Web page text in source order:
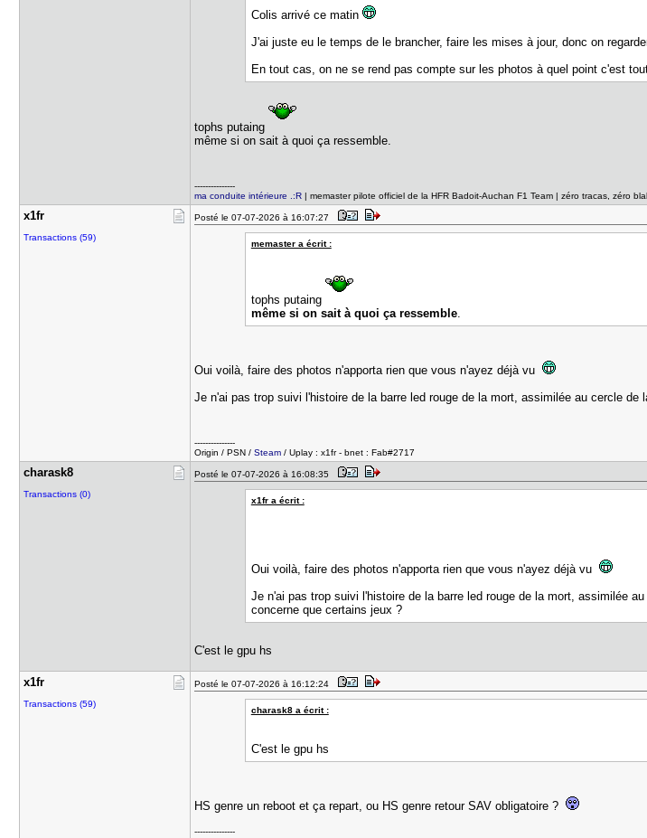
Colis arrivé ce matin
J'ai juste eu le temps de le brancher, faire les mises à jour, donc on
En tout cas, on ne se rend pas compte sur les photos à quel point c'est
tophs putaing
même si on sait à quoi ça ressemble.
---------------
ma conduite intérieure .:R | memaster pilote officiel de la HFR Badoit-Auchan F1 Team | zéro tracas, zéro
x1fr
Transactions (59)
Posté le 07-07-2026 à 16:07:27
memaster a écrit :
tophs putaing
même si on sait à quoi ça ressemble.
Oui voilà, faire des photos n'apporta rien que vous n'ayez déjà vu
Je n'ai pas trop suivi l'histoire de la barre led rouge de la mort, assimilée au cercle
---------------
Origin / PSN /Steam / Uplay : x1fr - bnet : Fab#2717
charask8
Transactions (0)
Posté le 07-07-2026 à 16:08:35
x1fr a écrit :
Oui voilà, faire des photos n'apporta rien que vous n'ayez déjà vu
Je n'ai pas trop suivi l'histoire de la barre led rouge de la mort, assimilée
concerne que certains jeux ?
C'est le gpu hs
x1fr
Transactions (59)
Posté le 07-07-2026 à 16:12:24
charask8 a écrit :
C'est le gpu hs
HS genre un reboot et ça repart, ou HS genre retour SAV obligatoire ?
---------------